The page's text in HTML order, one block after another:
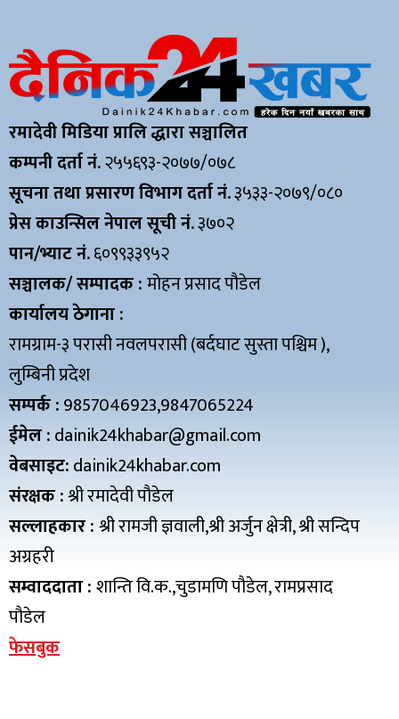
रमादेवी मिडिया प्रालि द्धारा सञ्चालित
कम्पनी दर्ता नं.२५५६९३-२०७७/०७८
सूचना तथा प्रसारण विभाग दर्ता नं.३५३३-२०७९/०८०
प्रेस काउन्सिल नेपाल सूची नं.३७०२
पान/भ्याट नं.६०९९३३९५२
सञ्चालक/ सम्पादक :मोहन प्रसाद पौडेल
कार्यालय ठेगाना :
रामग्राम-३ परासी नवलपरासी (बर्दघाट सुस्ता पश्चिम ),
लुम्बिनी प्रदेश
सम्पर्क :9857046923,9847065224
ईमेल :dainik24khabar@gmail.com
वेबसाइट:dainik24khabar.com
संरक्षक :श्री रमादेवी पौडेल
सल्लाहकार :श्री रामजी ज्ञवाली,श्री अर्जुन क्षेत्री, श्री सन्दिप
अग्रहरी
सम्वाददाता :शान्ति वि.क.,चुडामणि पौडेल, रामप्रसाद
पौडेल
फेसबुक